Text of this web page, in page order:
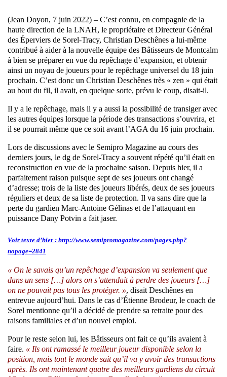
(Jean Doyon, 7 juin 2022) – C’est connu, en compagnie de la
haute direction de la LNAH, le propriétaire et Directeur Général
des Éperviers de Sorel-Tracy, Christian Deschênes a lui-même
contribué à aider à la nouvelle équipe des Bâtisseurs de Montcalm
à bien se préparer en vue du repêchage d’expansion, et obtenir
ainsi un noyau de joueurs pour le repêchage universel du 18 juin
prochain. C’est donc un Christian Deschênes très « zen » qui était
au bout du fil, il avait, en quelque sorte, prévu le coup, disait-il.
Il y a le repêchage, mais il y a aussi la possibilité de transiger avec
les autres équipes lorsque la période des transactions s’ouvrira, et
il se pourrait même que ce soit avant l’AGA du 16 juin prochain.
Lors de discussions avec le Semipro Magazine au cours des
derniers jours, le dg de Sorel-Tracy a souvent répété qu’il était en
reconstruction en vue de la prochaine saison. Depuis hier, il a
parfaitement raison puisque sept de ses joueurs ont changé
d’adresse; trois de la liste des joueurs libérés, deux de ses joueurs
réguliers et deux de sa liste de protection. Il va sans dire que la
perte du gardien Marc-Antoine Gélinas et de l’attaquant en
puissance Dany Potvin a fait jaser.
Voir texte d’hier : http://www.semipromagazine.com/pages.php?
nopage=2841
« On le savais qu’un repêchage d’expansion va seulement que
dans un sens […] alors on s’attendait à perdre des joueurs […]
on ne pouvait pas tous les protéger. », disait Deschênes en
entrevue aujourd’hui. Dans le cas d’Étienne Brodeur, le coach de
Sorel mentionne qu’il a décidé de prendre sa retraite pour des
raisons familiales et d’un nouvel emploi.
Pour le reste selon lui, les Bâtisseurs ont fait ce qu’ils avaient à
faire. « Ils ont ramassé le meilleur joueur disponible selon la
position, mais tout le monde sait qu’il va y avoir des transactions
après. Ils ont maintenant quatre des meilleurs gardiens du circuit